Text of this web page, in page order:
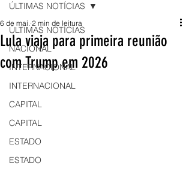
ÚLTIMAS NOTÍCIAS
NACIONAL
INTERNACIONAL
INTERNACIONAL
CAPITAL
CAPITAL
ESTADO
ESTADO
ÚLTIMAS NOTÍCIAS
Lula viaja para primeira reunião
com Trump em 2026
6 de mai. 2 min de leitura